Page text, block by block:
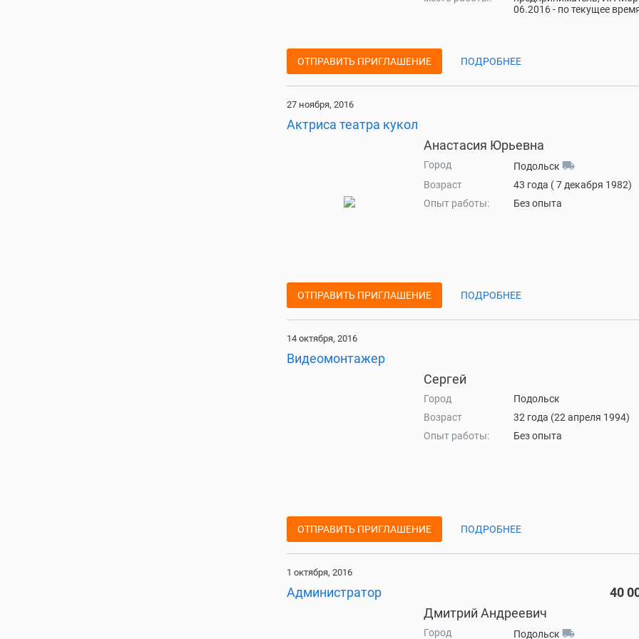
06.2016 - по текущее
ОТПРАВИТЬ ПРИГЛАШЕНИЕ ПОДРОБНЕЕ
27 ноября, 2016
Актриса театра кукол
Анастасия Юрьевна
Город Подольск local_shipping
Возраст
43 года ( 7 декабря 1982)
Опыт работы:
Без опыта
ОТПРАВИТЬ ПРИГЛАШЕНИЕ ПОДРОБНЕЕ
14 октября, 2016
Видеомонтажер
Сергей
Город
Подольск
Возраст
32 года (22 апреля 1994)
Опыт работы:
Без опыта
ОТПРАВИТЬ ПРИГЛАШЕНИЕ ПОДРОБНЕЕ
1 октября, 2016
Администратор
40
Дмитрий Андреевич
Город Подольск local_shipping